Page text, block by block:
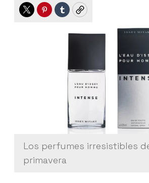
TwitterPinterest
TumblrCopy
Los perfumes irresistibles
primavera